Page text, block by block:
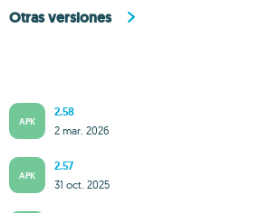
Otras versiones
APK
2.58
2 mar. 2026
APK
2.57
31 oct. 2025